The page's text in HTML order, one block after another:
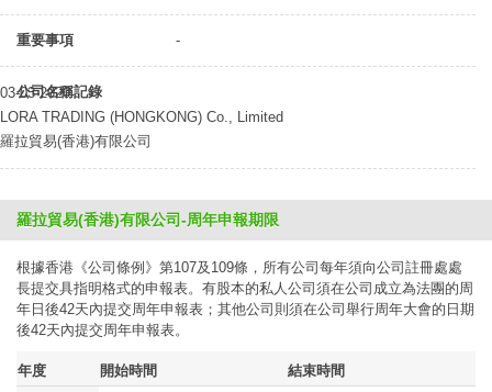
重要事項 -
公司名稱記錄
03-03-2020
LORA TRADING (HONGKONG) Co., Limited
羅拉貿易(香港)有限公司
羅拉貿易(香港)有限公司-周年申報期限
根據香港《公司條例》第107及109條，所有公司每年須向公司註冊處處
長提交具指明格式的申報表。有股本的私人公司須在公司成立為法團的周
年日後42天內提交周年申報表；其他公司則須在公司舉行周年大會的日期
後42天內提交周年申報表。
年度 開始時間 結束時間